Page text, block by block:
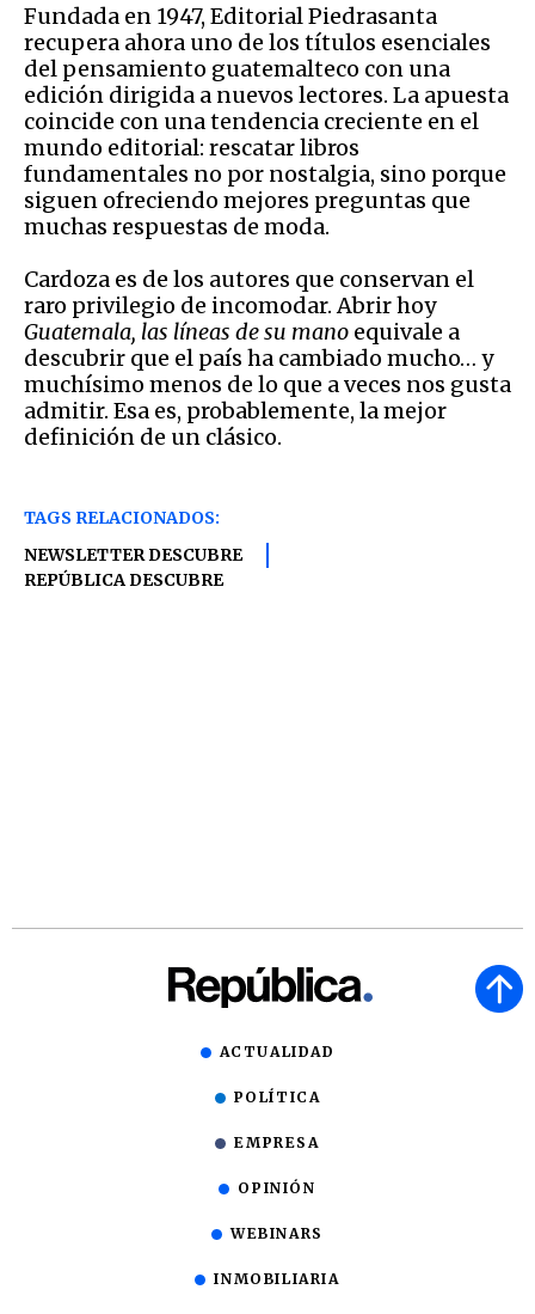
Fundada en 1947, Editorial Piedrasanta
recupera ahora uno de los títulos esenciales
del pensamiento guatemalteco con una
edición dirigida a nuevos lectores. La apuesta
coincide con una tendencia creciente en el
mundo editorial: rescatar libros
fundamentales no por nostalgia, sino porque
siguen ofreciendo mejores preguntas que
muchas respuestas de moda.
Cardoza es de los autores que conservan el
raro privilegio de incomodar. Abrir hoy
Guatemala, las líneas de su mano equivale a
descubrir que el país ha cambiado mucho… y
muchísimo menos de lo que a veces nos gusta
admitir. Esa es, probablemente, la mejor
definición de un clásico.
TAGS RELACIONADOS:
NEWSLETTER DESCUBRE
REPÚBLICA DESCUBRE
ACTUALIDAD
POLÍTICA
EMPRESA
OPINIÓN
WEBINARS
INMOBILIARIA